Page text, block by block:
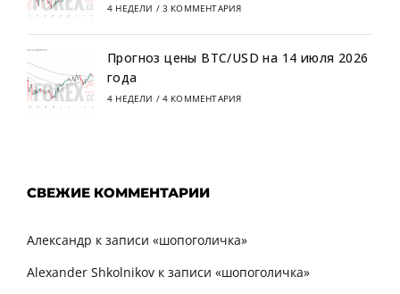
4 НЕДЕЛИ / 3 КОММЕНТАРИЯ
Прогноз цены BTC/USD на 14 июля 2026
года
4 НЕДЕЛИ / 4 КОММЕНТАРИЯ
СВЕЖИЕ КОММЕНТАРИИ
Александр к записи «шопоголичка»
Alexander Shkolnikov к записи «шопоголичка»